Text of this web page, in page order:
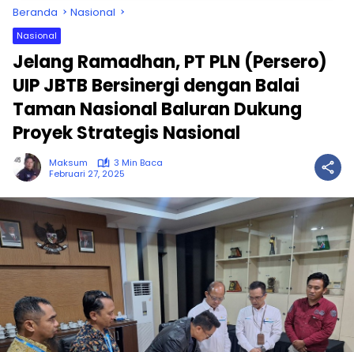
Beranda Nasional
Nasional
Jelang Ramadhan, PT PLN (Persero)
UIP JBTB Bersinergi dengan Balai
Taman Nasional Baluran Dukung
Proyek Strategis Nasional
Maksum
3 Min Baca
Februari 27, 2025